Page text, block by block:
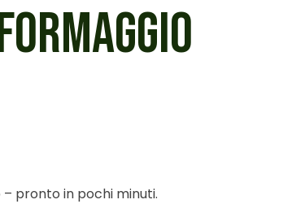
pronto in pochi minuti.